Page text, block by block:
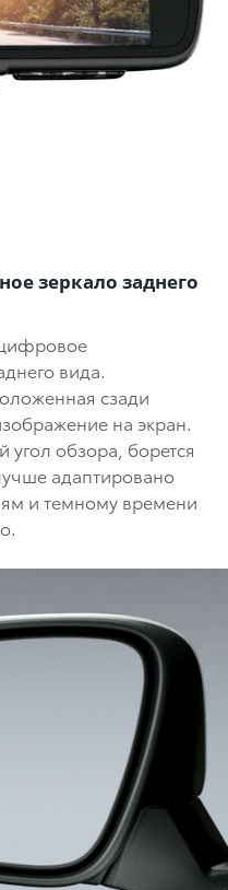
зеркало заднего
вида.
сзади
на экран.
обзора, борется
адаптировано
и темному времени